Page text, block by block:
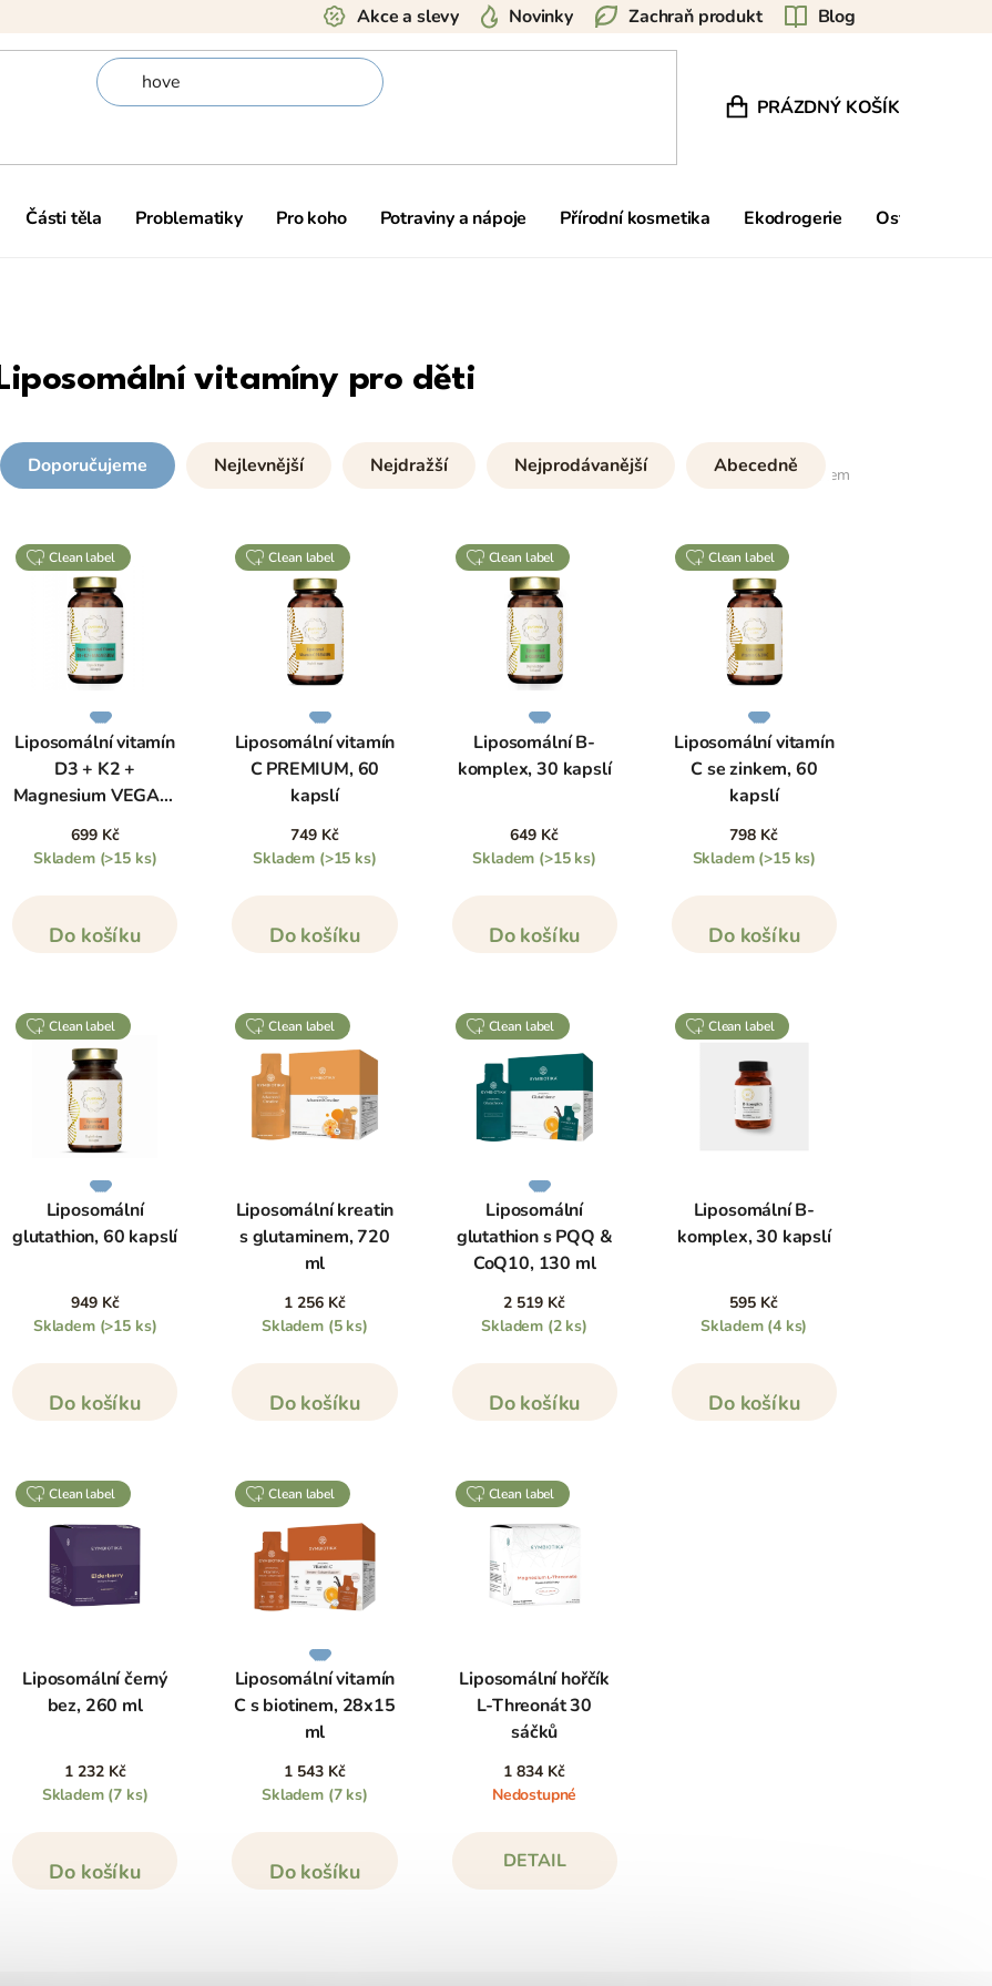
Blog
Zachraň produkt
Novinky
Akce a slevy
NÁKUPNÍ KOŠÍK
PRÁZDNÝ KOŠÍK
Části těla Problematiky Pro koho Potraviny a nápoje Přírodní kosmetika Ekodrogerie Ostatní
Liposomální vitamíny pro děti
11položek celkem
Doporučujeme Nejlevnější Nejdražší Nejprodávanější Abecedně
clean label
Liposomální vitamín
D3 + K2 +
Magnesium VEGAN,
30 kapslí
699 Kč
Skladem (>15 ks)
Do košíku
clean label
Liposomální vitamín
C PREMIUM, 60
kapslí
749 Kč
Skladem (>15 ks)
Do košíku
clean label
Liposomální B-
komplex, 30 kapslí
649 Kč
Skladem (>15 ks)
Do košíku
clean label
Liposomální vitamín
C se zinkem, 60
kapslí
798 Kč
Skladem (>15 ks)
Do košíku
clean label
Liposomální
glutathion, 60 kapslí
949 Kč
Skladem (>15 ks)
Do košíku
clean label
Liposomální kreatin
s glutaminem, 720
ml
1 256 Kč
Skladem (5 ks)
Do košíku
clean label
Liposomální
glutathion s PQQ &
CoQ10, 130 ml
2 519 Kč
Skladem (2 ks)
Do košíku
clean label
Liposomální B-
komplex, 30 kapslí
595 Kč
Skladem (4 ks)
Do košíku
clean label
Liposomální černý
bez, 260 ml
1 232 Kč
Skladem (7 ks)
Do košíku
clean label
Liposomální vitamín
C s biotinem, 28x15
ml
1 543 Kč
Skladem (7 ks)
Do košíku
clean label
Liposomální hořčík
L-Threonát 30
sáčků
1 834 Kč
Nedostupné
DETAIL